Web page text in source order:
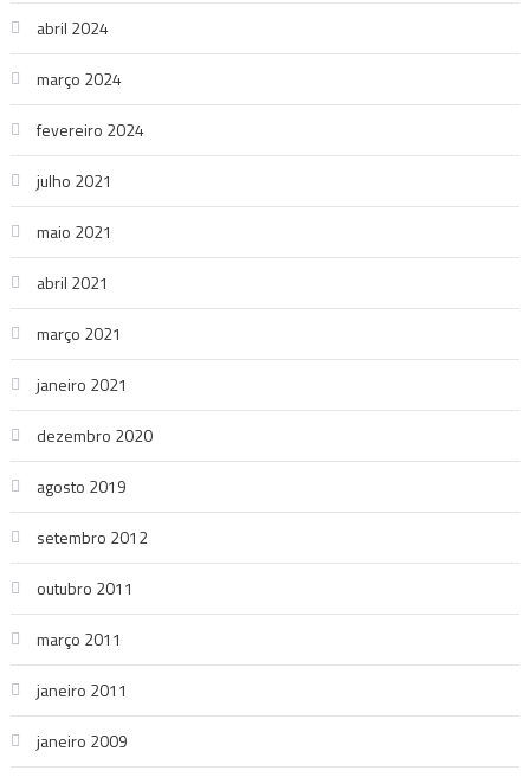
abril 2024
março 2024
fevereiro 2024
julho 2021
maio 2021
abril 2021
março 2021
janeiro 2021
dezembro 2020
agosto 2019
setembro 2012
outubro 2011
março 2011
janeiro 2011
janeiro 2009